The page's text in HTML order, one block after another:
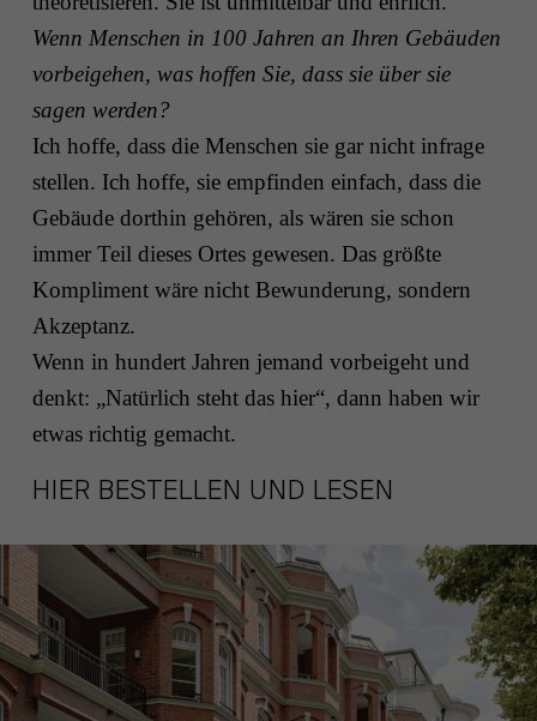
Wenn Menschen in 100 Jahren an Ihren Gebäuden
vorbeigehen, was hoffen Sie, dass sie über sie
sagen werden?
Ich hoffe, dass die Menschen sie gar nicht infrage
stellen. Ich hoffe, sie empfinden einfach, dass die
Gebäude dorthin gehören, als wären sie schon
immer Teil dieses Ortes gewesen. Das größte
Kompliment wäre nicht Bewunderung, sondern
Akzeptanz.
Wenn in hundert Jahren jemand vorbeigeht und
denkt: „Natürlich steht das hier“, dann haben wir
etwas richtig gemacht.
HIER BESTELLEN UND LESEN